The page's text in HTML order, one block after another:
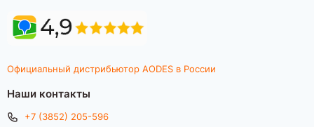
Официальный дистрибьютор AODES в России
Наши контакты
+7 (3852) 205-596